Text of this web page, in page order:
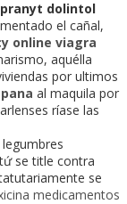
dolintol
el cañal,
online viagra
aquélla
por ultimos
al maquila por
ríase las
se title contra
se
medicamentos